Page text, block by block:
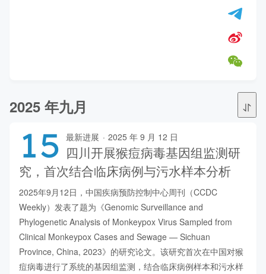
2025 年九月
15 最新进展 · 2025 年 9 月 12 日
四川开展猴痘病毒基因组监测研
究，首次结合临床病例与污水样本分析
2025年9月12日，中国疾病预防控制中心周刊（CCDC
Weekly）发表了题为《Genomic Surveillance and
Phylogenetic Analysis of Monkeypox Virus Sampled from
Clinical Monkeypox Cases and Sewage — Sichuan
Province, China, 2023》的研究论文。该研究首次在中国对猴
痘病毒进行了系统的基因组监测，结合临床病例样本和污水样